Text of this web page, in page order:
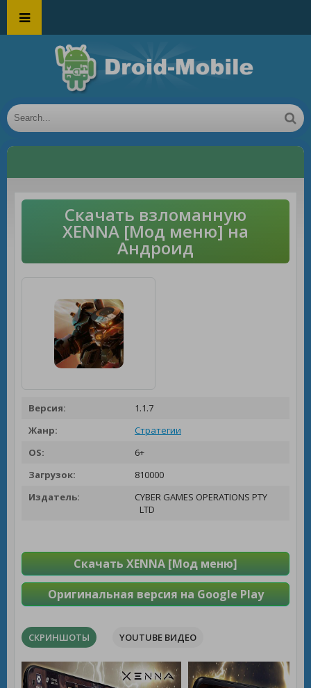
Скачать взломанную
XENNA [Мод меню] на
Андроид
Версия:
1.1.7
Жанр:
Стратегии
OS:
6+
Загрузок:
810000
Издатель:
CYBER GAMES OPERATIONS PTY
LTD
Скачать XENNA [Мод меню]
Оригинальная версия на Google Play
СКРИНШОТЫ YOUTUBE ВИДЕО